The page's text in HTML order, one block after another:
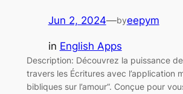
Jun 2, 2024—byeepym
in English Apps
Description: Découvrez la puissance de
travers les Écritures avec l’application
bibliques sur l’amour“. Conçue pour